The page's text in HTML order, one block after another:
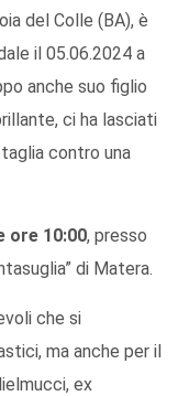
del Colle (BA), è
il 05.06.2024 a
anche suo figlio
ci ha lasciati
contro una
ore 10:00, presso
di Matera.
che si
ma anche per il
ex